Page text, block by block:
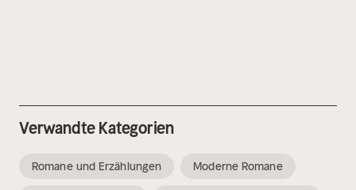
Verwandte Kategorien
Romane und Erzählungen Moderne Romane